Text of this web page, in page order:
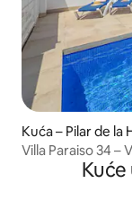
Kuća – Pilar de la
Villa Paraiso 34 –
Kuće